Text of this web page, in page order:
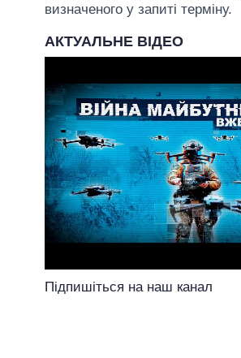
визначеного у запиті терміну.
АКТУАЛЬНЕ ВІДЕО
Підпишіться на наш канал